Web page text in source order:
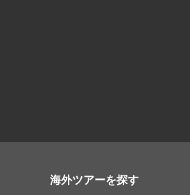
海外ツアーを探す